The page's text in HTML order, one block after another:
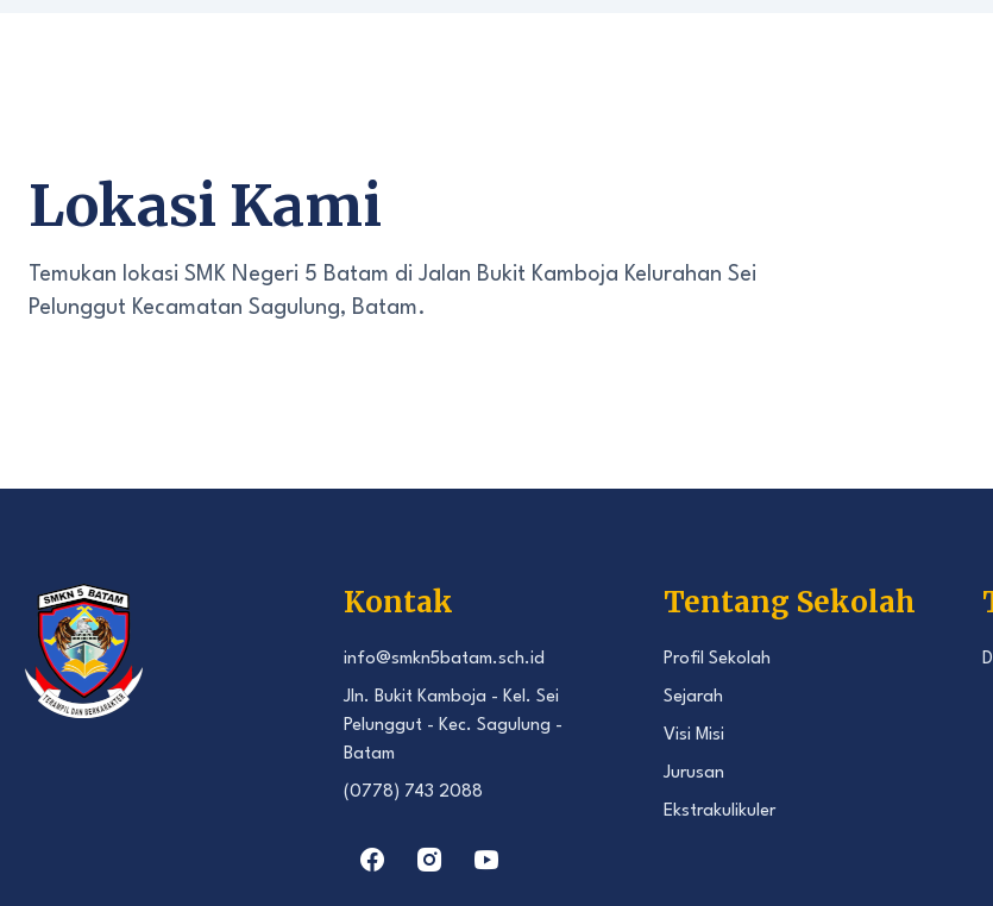
Lokasi Kami
Temukan lokasi SMK Negeri 5 Batam di Jalan Bukit Kamboja Kelurahan Sei
Pelunggut Kecamatan Sagulung, Batam.
Kontak
info@smkn5batam.sch.id
Jln. Bukit Kamboja - Kel. Sei
Pelunggut - Kec. Sagulung -
Batam
(0778) 743 2088
Tentang Sekolah
Profil Sekolah
Sejarah
Visi Misi
Jurusan
Ekstrakulikuler